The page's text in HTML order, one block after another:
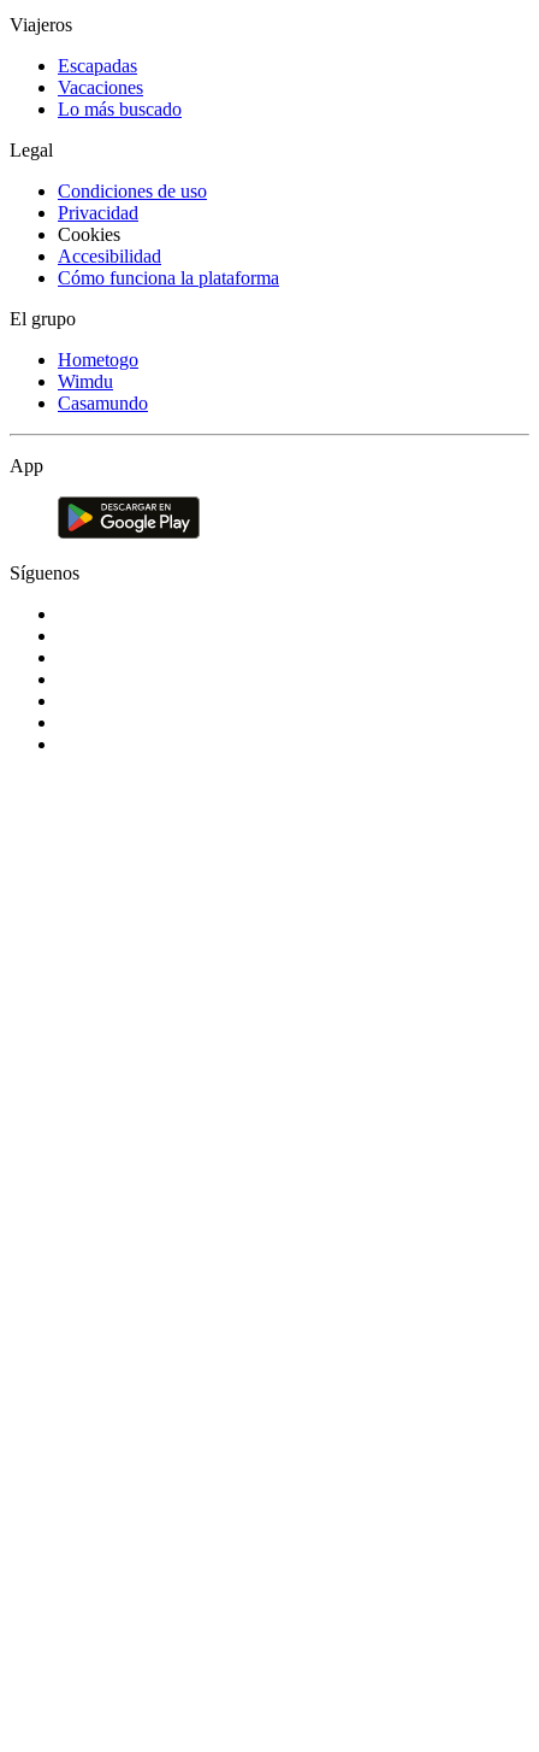
Viajeros
Escapadas
Vacaciones
Lo más buscado
Legal
Condiciones de uso
Privacidad
Cookies
Accesibilidad
Cómo funciona la plataforma
El grupo
Hometogo
Wimdu
Casamundo
App
Síguenos